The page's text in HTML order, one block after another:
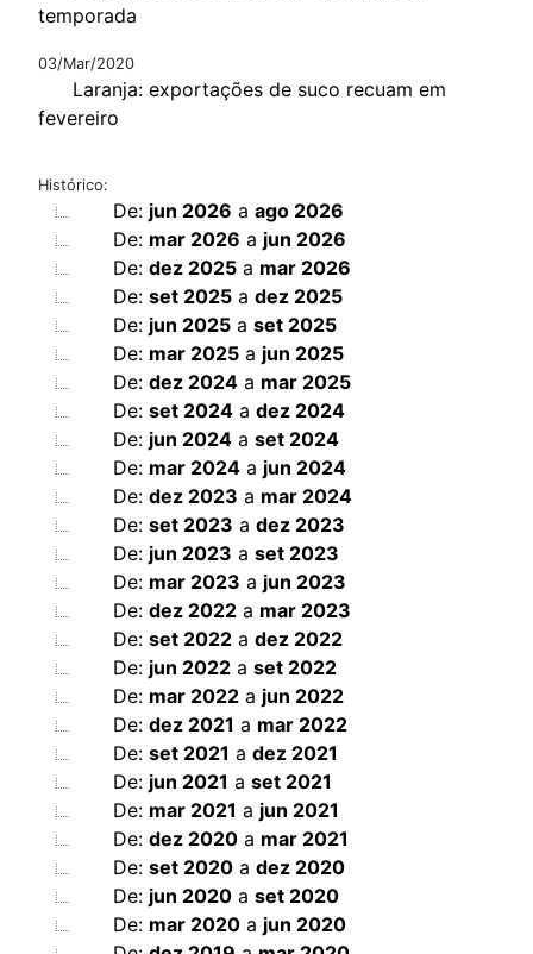
temporada
03/Mar/2020
Laranja: exportações de suco recuam em
fevereiro
Histórico:
De: jun 2026 a ago 2026
De: mar 2026 a jun 2026
De: dez 2025a mar 2026
De: set 2025a dez 2025
De: jun 2025a set 2025
De: mar 2025a jun 2025
De: dez 2024a mar 2025
De: set 2024a dez 2024
De: jun 2024a set 2024
De: mar 2024a jun 2024
De: dez 2023 a mar 2024
De: set 2023 a dez 2023
De: jun 2023 a set 2023
De: mar 2023 a jun 2023
De: dez 2022a mar 2023
De: set 2022a dez 2022
De: jun 2022a set 2022
De: mar 2022a jun 2022
De: dez 2021 a mar 2022
De: set 2021 a dez 2021
De: jun 2021 a set 2021
De: mar 2021 a jun 2021
De: dez 2020a mar 2021
De: set 2020a dez 2020
De: jun 2020a set 2020
De: mar 2020a jun 2020